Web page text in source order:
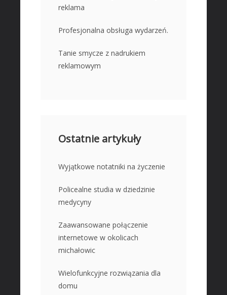
reklama
Profesjonalna obsługa wydarzeń.
Tanie smycze z nadrukiem
reklamowym
Ostatnie artykuły
Wyjątkowe notatniki na życzenie
Policealne studia w dziedzinie
medycyny
Zaawansowane połączenie
internetowe w okolicach
michałowic
Wielofunkcyjne rozwiązania dla
domu